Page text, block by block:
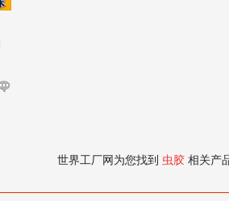
世界工厂网为您找到 虫胶 相关产